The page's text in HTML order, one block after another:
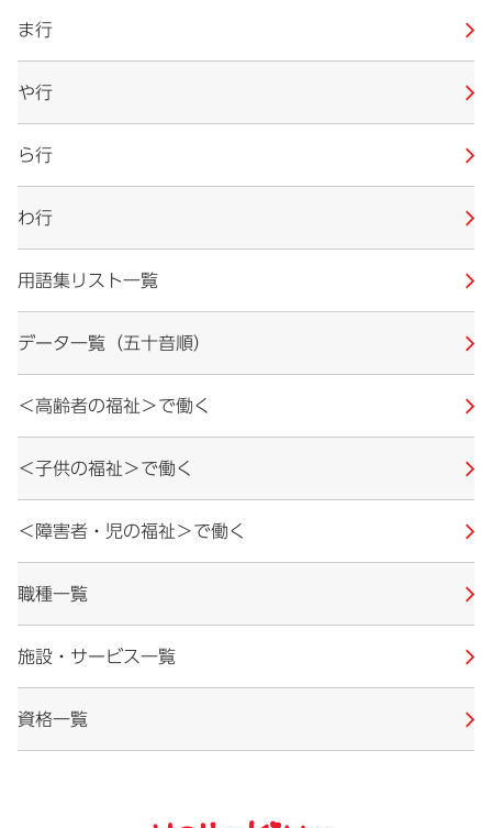
ま行
や行
ら行
わ行
用語集リスト一覧
データ一覧（五十音順）
＜高齢者の福祉＞で働く
＜子供の福祉＞で働く
＜障害者・児の福祉＞で働く
職種一覧
施設・サービス一覧
資格一覧